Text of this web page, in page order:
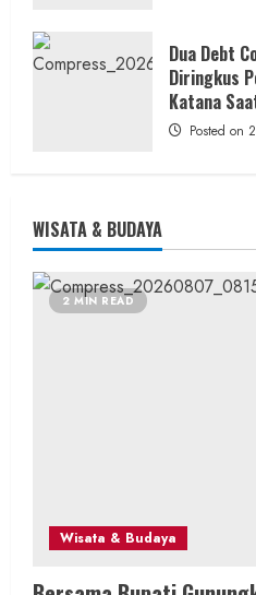
Dua Debt
Diringkus
Katana
Posted on
WISATA & BUDAYA
2 MIN READ
Wisata & Budaya